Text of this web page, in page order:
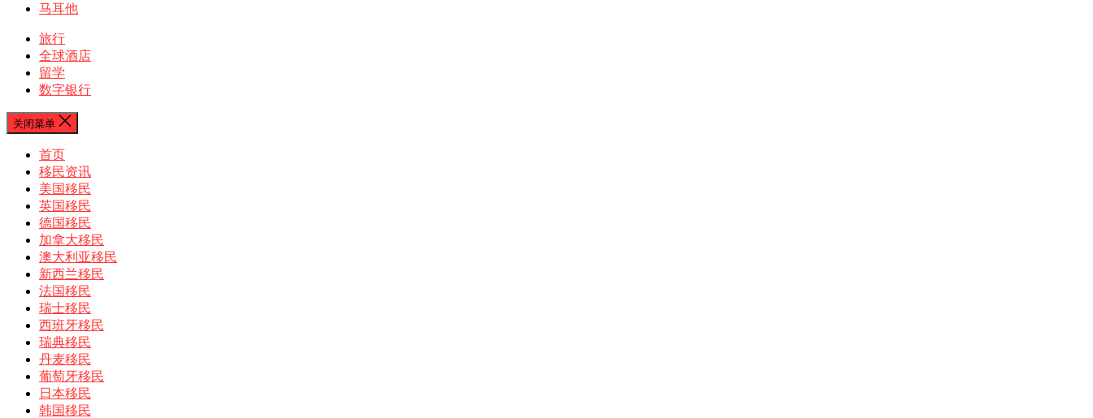
马耳他
旅行
全球酒店
留学
数字银行
关闭菜单
首页
移民资讯
美国移民
英国移民
德国移民
加拿大移民
澳大利亚移民
新西兰移民
法国移民
瑞士移民
西班牙移民
瑞典移民
丹麦移民
葡萄牙移民
日本移民
韩国移民